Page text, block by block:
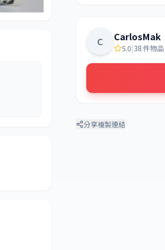
C CarlosMak
5.0|38 件物品
分享複製連結